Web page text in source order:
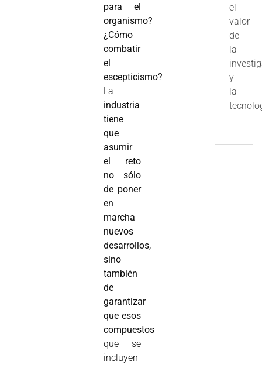
para el
organismo?
¿Cómo
combatir
el
escepticismo?
La
industria
tiene
que
asumir
el reto
no sólo
de poner
en
marcha
nuevos
desarrollos,
sino
también
de
garantizar
que esos
compuestos
que se
incluyen
el
valor
de
la
y
la